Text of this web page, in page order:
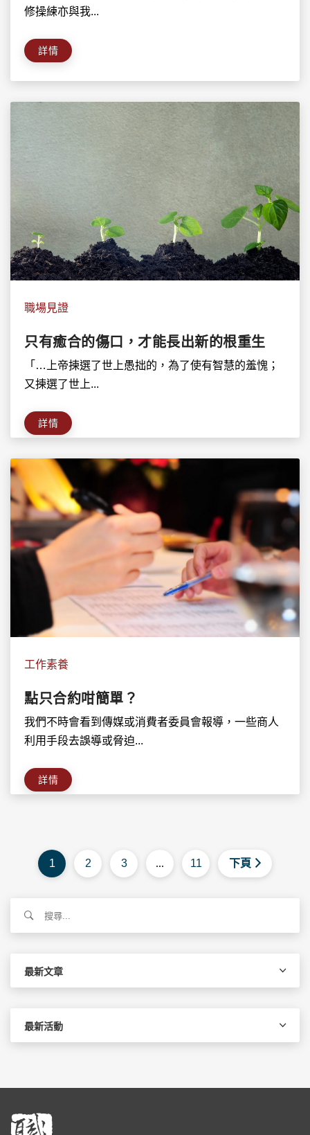
修操練亦與我...
詳情
職場見證
只有癒合的傷口，才能長出新的根重生
「…上帝揀選了世上愚拙的，為了使有智慧的羞愧；
又揀選了世上...
詳情
工作素養
點只合約咁簡單？
我們不時會看到傳媒或消費者委員會報導，一些商人
利用手段去誤導或脅迫...
詳情
1 2 3 ... 11 下頁
關
最新文章
最新活動